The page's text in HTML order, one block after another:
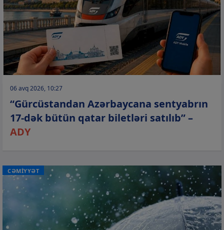
06 avq 2026, 10:27
“Gürcüstandan Azərbaycana sentyabrın
17-dək bütün qatar biletləri satılıb” –
ADY
CƏMİYYƏT